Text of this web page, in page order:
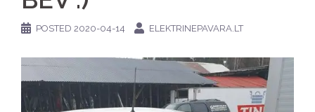
POSTED 2020-04-14 ELEKTRINEPAVARA.LT